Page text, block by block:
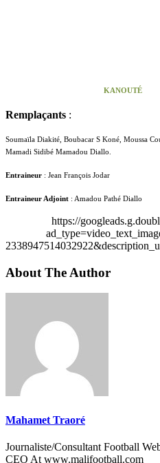
KANOUTÉ
Remplaçants :
Soumaïla Diakité, Boubacar S Koné, Moussa
Mamadi Sidibé Mamadou Diallo.
Entraineur : Jean François Jodar
Entraineur Adjoint : Amadou Pathé Diallo
https://
About The Author
Mahamet Traoré
Journaliste/Consultant Football
CEO At www.malifootball.com